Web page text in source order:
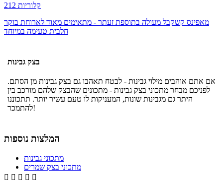
212 קלוריות
מאפינס קשקבל מעולה בתוספת זעתר - מתאימים מאוד לארוחת בוקר
חלבית טעימה במיוחד
בצק גבינות
אם אתם אוהבים מילוי גבינות - לבטח תאהבו גם בצק גבינות מן הסתם.
לפניכם מבחר מתכוני בצק גבינות - מתכונים שהבצק שלהם מורכב בין
היתר גם מגבינות שונות, המעניקות לו טעם עשיר יותר. תתכוננו
להתמכר!
המלצות נוספות
מתכוני גבינות
מתכוני בצק שמרים
    